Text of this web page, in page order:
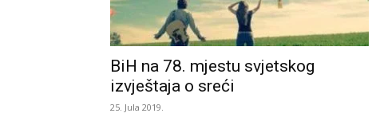
BiH na 78. mjestu svjetskog
izvještaja o sreći
25. Jula 2019.